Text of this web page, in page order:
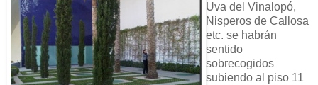
Uva del Vinalopó,
Nisperos de Callosa
etc. se habrán
sentido
sobrecogidos
subiendo al piso 11